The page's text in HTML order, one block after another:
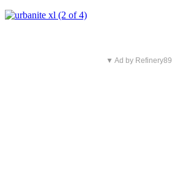
▼ Ad by Refinery89